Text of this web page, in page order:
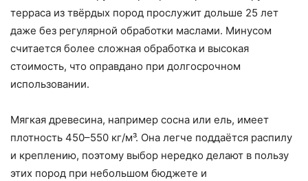
терраса из твёрдых пород прослужит дольше 25 лет
даже без регулярной обработки маслами. Минусом
считается более сложная обработка и высокая
стоимость, что оправдано при долгосрочном
использовании.
Мягкая древесина, например сосна или ель, имеет
плотность 450–550 кг/м³. Она легче поддаётся распилу
и креплению, поэтому выбор нередко делают в пользу
этих пород при небольшом бюджете и